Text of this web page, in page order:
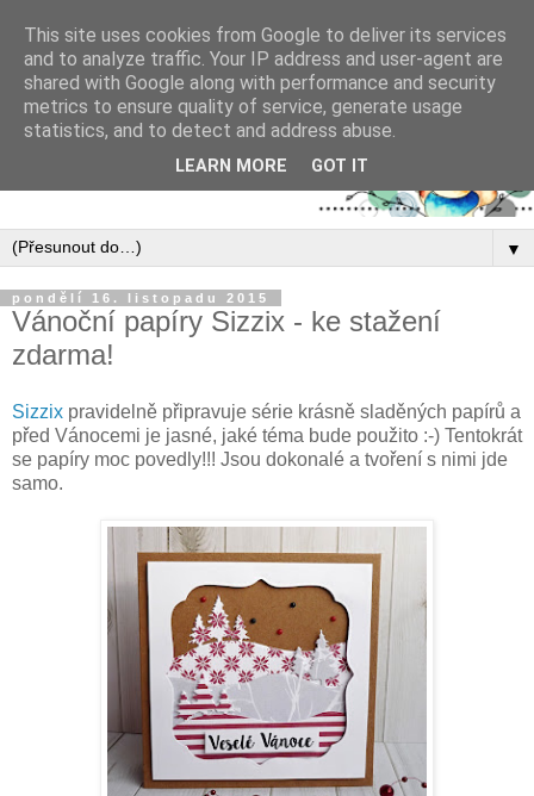
▼
pondělí 16. listopadu 2015
Vánoční papíry Sizzix - ke stažení
zdarma!
Sizzix pravidelně připravuje série krásně sladěných papírů a
před Vánocemi je jasné, jaké téma bude použito :-) Tentokrát
se papíry moc povedly!!! Jsou dokonalé a tvoření s nimi jde
samo.
This site uses cookies from Google to deliver its services
and to analyze traffic. Your IP address and user-agent are
shared with Google along with performance and security
metrics to ensure quality of service, generate usage
statistics, and to detect and address abuse.
LEARN MORE GOT IT